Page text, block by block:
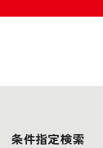
条件指定検索